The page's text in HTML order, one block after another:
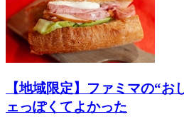
【地域限定】ファミマの“お
ェっぽくてよかった